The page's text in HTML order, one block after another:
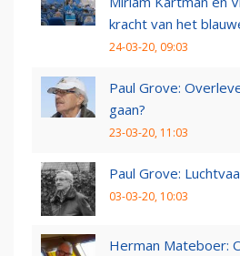
kracht van het
24-03-20, 09:03
Paul Grove:
gaan?
23-03-20, 11:03
Paul Grove:
03-03-20, 10:03
Herman Mateboer: